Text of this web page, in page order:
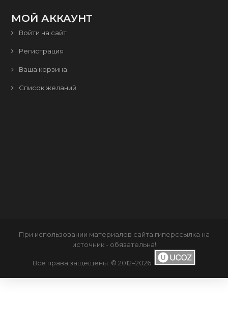
МОЙ АККАУНТ
Войти на сайт
Регистрация
Ваша корзина
Список желаний
При использовании материалов сайта гиперссылка на
источник - обязательна!
Все права защещены. © 2012–2026